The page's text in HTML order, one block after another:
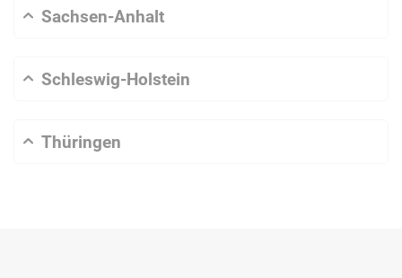
Sachsen-Anhalt
Schleswig-Holstein
Thüringen